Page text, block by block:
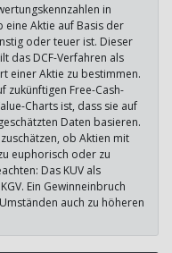
in
eine Aktie auf Basis der
oder teuer ist. Dieser
das DCF-Verfahren als
einer Aktie zu bestimmen.
zukünftigen Free-Cash-
Charts ist, dass sie auf
Daten basieren.
ob Aktien mit
euphorisch oder zu
Das KUV als
Ein Gewinneinbruch
auch zu höheren